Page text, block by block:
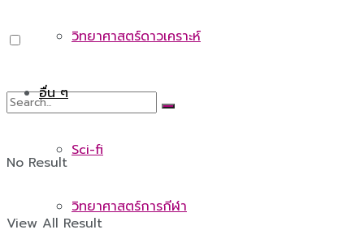
No Result
View All Result
วิทยาศาสตร์ดาวเคราะห์
อื่น ๆ
Sci-fi
วิทยาศาสตร์การกีฬา